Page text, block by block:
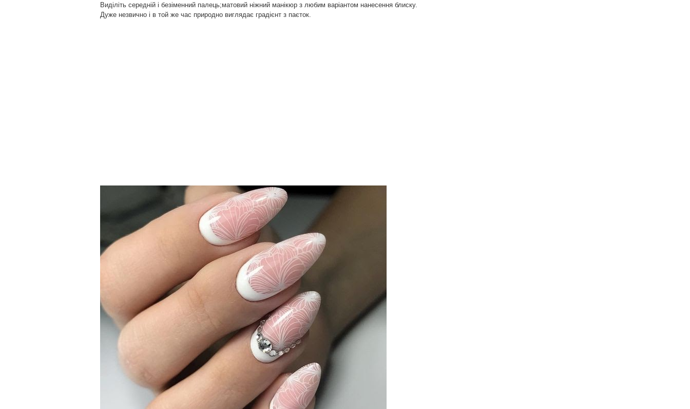
Виділіть середній і безіменний палець;матовий ніжний манікюр з любим варіантом нанесення блиску.
Дуже незвично і в той же час природно виглядає градієнт з паєток.